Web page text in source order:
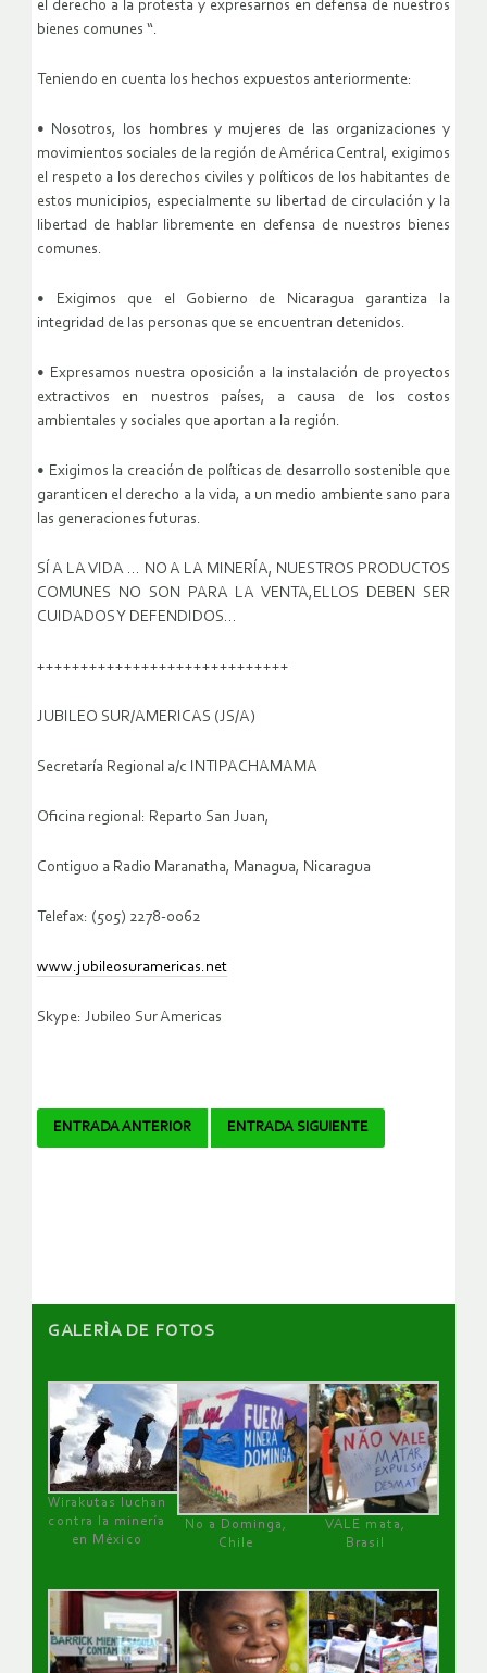
el derecho a la protesta y expresarnos en defensa de nuestros
bienes comunes “.
Teniendo en cuenta los hechos expuestos anteriormente:
• Nosotros, los hombres y mujeres de las organizaciones y
movimientos sociales de la región de América Central, exigimos
el respeto a los derechos civiles y políticos de los habitantes de
estos municipios, especialmente su libertad de circulación y la
libertad de hablar libremente en defensa de nuestros bienes
comunes.
• Exigimos que el Gobierno de Nicaragua garantiza la
integridad de las personas que se encuentran detenidos.
• Expresamos nuestra oposición a la instalación de proyectos
extractivos en nuestros países, a causa de los costos
ambientales y sociales que aportan a la región.
• Exigimos la creación de políticas de desarrollo sostenible que
garanticen el derecho a la vida, a un medio ambiente sano para
las generaciones futuras.
SÍ A LA VIDA … NO A LA MINERÍA, NUESTROS PRODUCTOS
COMUNES NO SON PARA LA VENTA,ELLOS DEBEN SER
CUIDADOS Y DEFENDIDOS…
+++++++++++++++++++++++++++++
JUBILEO SUR/AMERICAS (JS/A)
Secretaría Regional a/c INTIPACHAMAMA
Oficina regional: Reparto San Juan,
Contiguo a Radio Maranatha, Managua, Nicaragua
Telefax: (505) 2278-0062
www.jubileosuramericas.net
Skype: Jubileo Sur Americas
Navegador
ENTRADA ANTERIOR ENTRADA SIGUIENTE
GALERÌA DE FOTOS
Wirakutas luchan
contra la minería
en México
No a Dominga,
Chile
VALE mata,
Brasil